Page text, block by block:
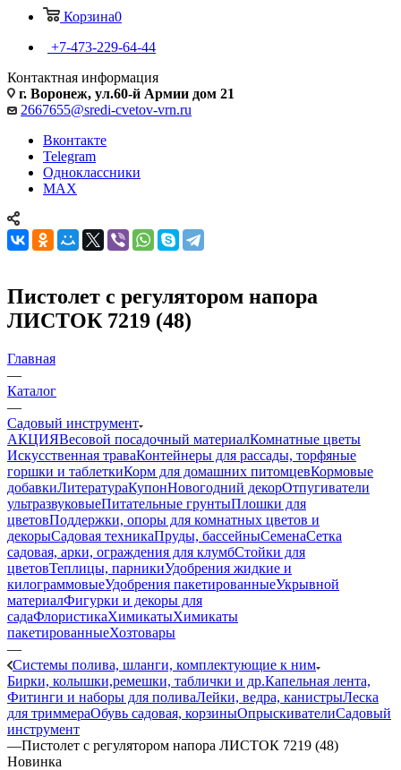
Корзина0
+7-473-229-64-44
Контактная информация
г. Воронеж, ул.60-й Армии дом 21
2667655@sredi-cvetov-vrn.ru
Вконтакте
Telegram
Одноклассники
MAX
Пистолет с регулятором напора
ЛИСТОК 7219 (48)
Главная
—
Каталог
—
Садовый инструмент
АКЦИЯВесовой посадочный материалКомнатные цветы
Искусственная траваКонтейнеры для рассады, торфяные
горшки и таблеткиКорм для домашних питомцевКормовые
добавкиЛитератураКупонНовогодний декорОтпугиватели
ультразвуковыеПитательные грунтыПлошки для
цветовПоддержки, опоры для комнатных цветов и
декорыСадовая техникаПруды, бассейныСеменаСетка
садовая, арки, ограждения для клумбСтойки для
цветовТеплицы, парникиУдобрения жидкие и
килограммовыеУдобрения пакетированныеУкрывной
материалФигурки и декоры для
садаФлористикаХимикатыХимикаты
пакетированныеХозтовары
—
Системы полива, шланги, комплектующие к ним
Бирки, колышки,ремешки, таблички и др.Капельная лента,
Фитинги и наборы для поливаЛейки, ведра, канистрыЛеска
для триммераОбувь садовая, корзиныОпрыскивателиСадовый
инструмент
—Пистолет с регулятором напора ЛИСТОК 7219 (48)
Новинка